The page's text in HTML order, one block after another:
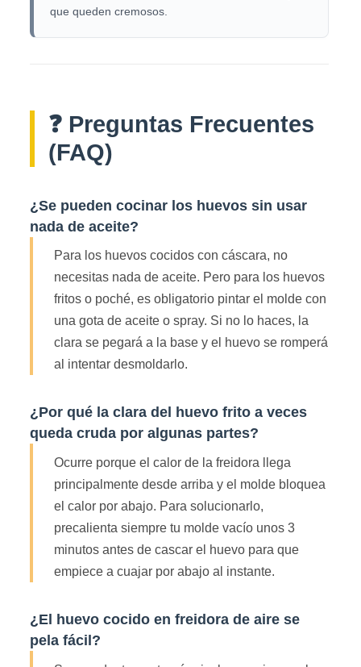
que queden cremosos.
❓ Preguntas Frecuentes
(FAQ)
¿Se pueden cocinar los huevos sin usar
nada de aceite?
Para los huevos cocidos con cáscara, no
necesitas nada de aceite. Pero para los huevos
fritos o poché, es obligatorio pintar el molde con
una gota de aceite o spray. Si no lo haces, la
clara se pegará a la base y el huevo se romperá
al intentar desmoldarlo.
¿Por qué la clara del huevo frito a veces
queda cruda por algunas partes?
Ocurre porque el calor de la freidora llega
principalmente desde arriba y el molde bloquea
el calor por abajo. Para solucionarlo,
precalienta siempre tu molde vacío unos 3
minutos antes de cascar el huevo para que
empiece a cuajar por abajo al instante.
¿El huevo cocido en freidora de aire se
pela fácil?